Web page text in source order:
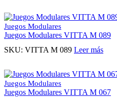
Juegos Modulares
Juegos Modulares VITTA M 089
SKU: VITTA M 089 Leer más
Juegos Modulares
Juegos Modulares VITTA M 067